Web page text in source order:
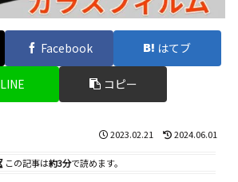
Facebook はてブ
LINE コピー
2023.02.21 2024.06.01
この記事は約3分で読めます。